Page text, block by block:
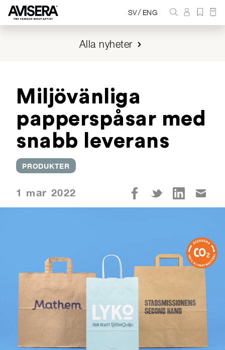
SV/ ENG
INSPIRATION
HÅLLBARHET
OM OSS
Alla nyheter
Miljövänliga
papperspåsar med
snabb leverans
PRODUKTER
1 mar 2022